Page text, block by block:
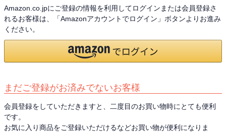
Amazon.co.jpにご登録の情報を利用してログインまたは会員登録さ
れるお客様は、「Amazonアカウントでログイン」ボタンよりお進み
ください。
まだご登録がお済みでないお客様
会員登録をしていただきますと、二度目のお買い物時にとても便利
です。
お気に入り商品をご登録いただけるなどお買い物が便利になりま